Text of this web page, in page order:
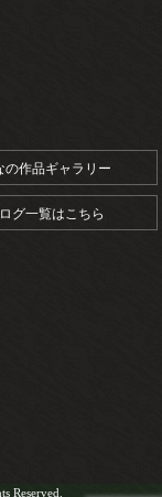
の作品ギャラリー
グ一覧はこちら
Reserved.